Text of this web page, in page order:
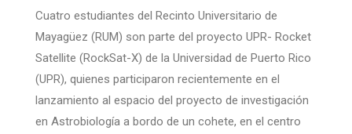
Cuatro estudiantes del Recinto Universitario de
Mayagüez (RUM) son parte del proyecto UPR- Rocket
Satellite (RockSat-X) de la Universidad de Puerto Rico
(UPR), quienes participaron recientemente en el
lanzamiento al espacio del proyecto de investigación
en Astrobiología a bordo de un cohete, en el centro